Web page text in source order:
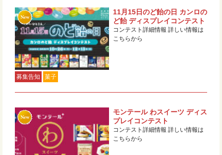
募集告知 菓子
11月15日のど飴の日 カンロの
ど飴 ディスプレイコンテスト
コンテスト詳細情報 詳しい情報は
こちらから
モンテール わスイーツ ディス
プレイコンテスト
コンテスト詳細情報 詳しい情報は
こちらから